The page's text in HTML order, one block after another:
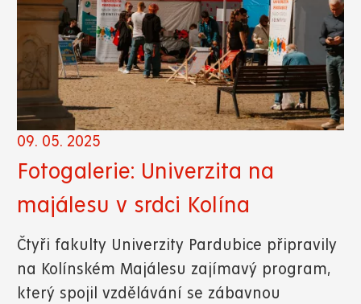
09. 05. 2025
Fotogalerie: Univerzita na
majálesu v srdci Kolína
Čtyři fakulty Univerzity Pardubice připravily
na Kolínském Majálesu zajímavý program,
který spojil vzdělávání se zábavnou